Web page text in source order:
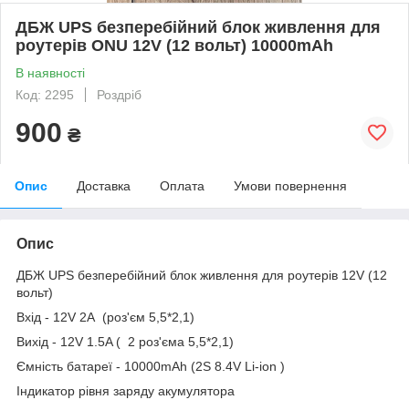
ДБЖ UPS безперебійний блок живлення для
роутерів ONU 12V (12 вольт) 10000mAh
В наявності
Код: 2295
Роздріб
900 ₴
Опис Доставка Оплата Умови повернення
Опис
ДБЖ UPS безперебійний блок живлення для роутерів 12V (12
вольт)
Вхід - 12V 2A (роз'єм 5,5*2,1)
Вихід - 12V 1.5A ( 2 роз'єма 5,5*2,1)
Ємність батареї - 10000mAh (2S 8.4V Li-ion )
Індикатор рівня заряду акумулятора